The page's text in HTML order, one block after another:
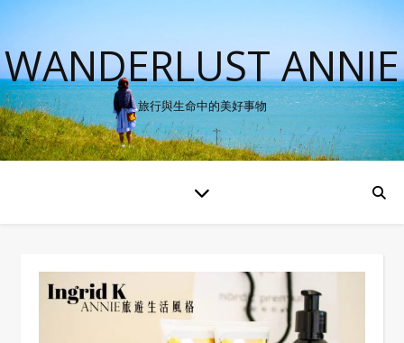
WANDERLUST ANNIE
旅行與生命中的美好事物